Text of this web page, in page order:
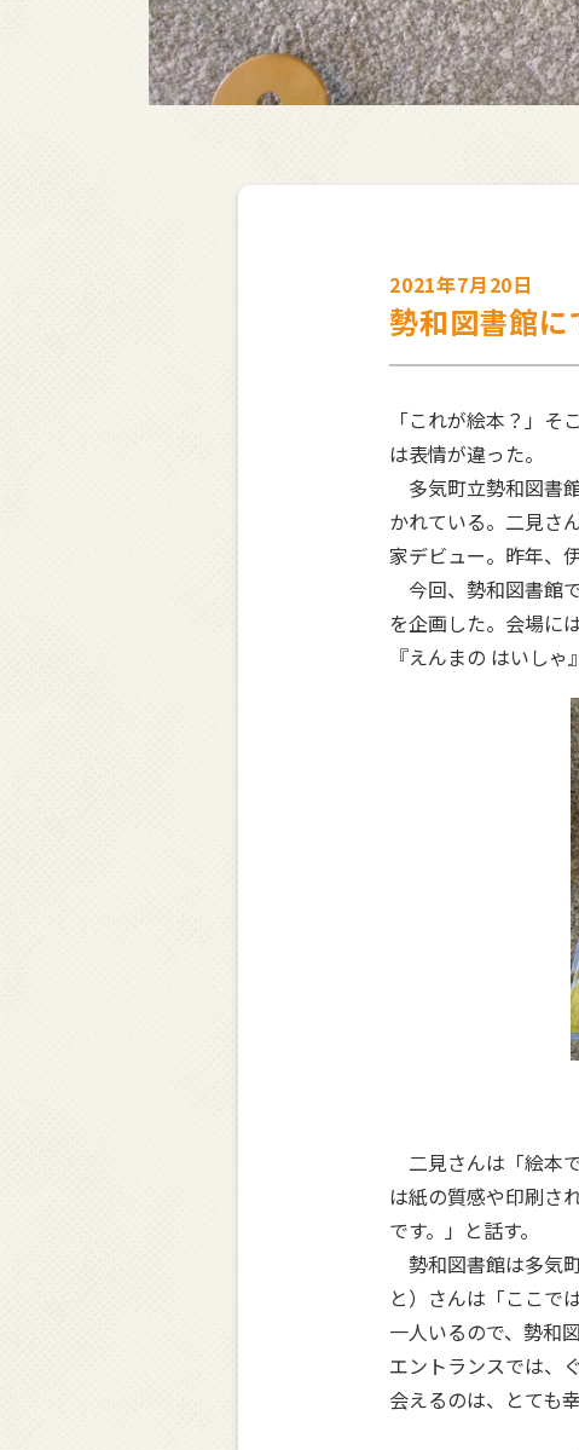
2021年7月20日
勢和図書館
「これが絵本？」
は表情が違った。
多気町立勢和図書
かれている。二見さ
家デビュー。昨年、
今回、勢和図書館
を企画した。会場に
『えんまの はいし
二見さんは「絵本
は紙の質感や印刷さ
です。」と話す。
勢和図書館は多気
と）さんは「ここで
一人いるので、勢和
エントランスでは、
会えるのは、とても